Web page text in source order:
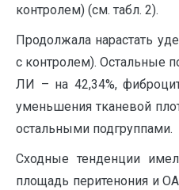
контролем) (см. табл. 2).
Продолжала нарастать
с контролем). Остальные
ЛИ – на 42,34%,
уменьшения тканевой
остальными подгруппами.
Сходные тенденции
площадь перитенония и